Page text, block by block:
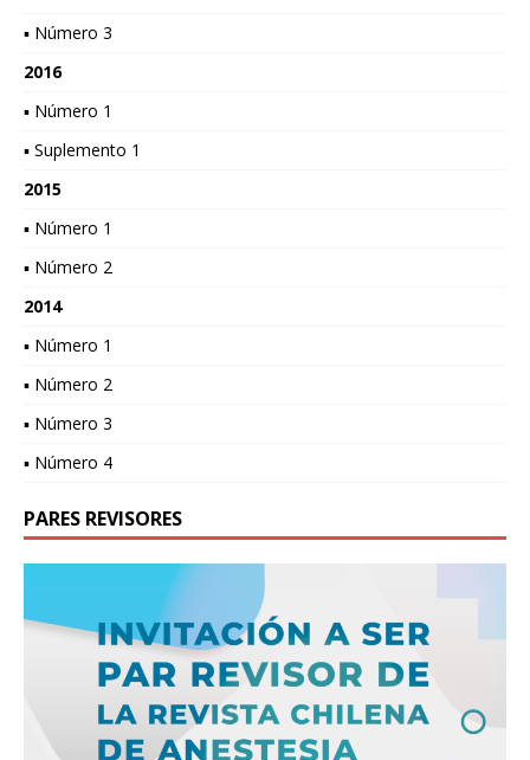
▪ Número 3
2016
▪ Número 1
▪ Suplemento 1
2015
▪ Número 1
▪ Número 2
2014
▪ Número 1
▪ Número 2
▪ Número 3
▪ Número 4
PARES REVISORES